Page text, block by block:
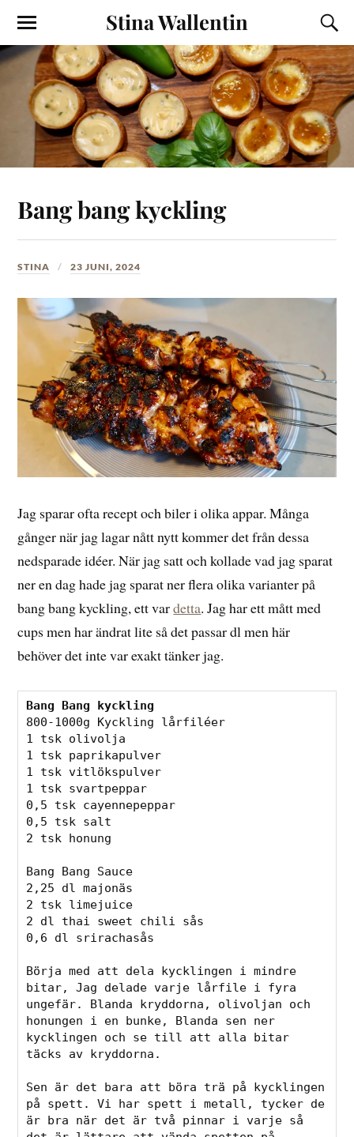
Stina Wallentin
Bang bang kyckling
STINA 23 JUNI, 2024
Jag sparar ofta recept och biler i olika appar. Många
gånger när jag lagar nått nytt kommer det från dessa
nedsparade idéer. När jag satt och kollade vad jag sparat
ner en dag hade jag sparat ner flera olika varianter på
bang bang kyckling, ett vardetta. Jag har ett mått med
cups men har ändrat lite så det passar dl men här
behöver det inte var exakt tänker jag.
Bang Bang kyckling
800-1000g Kyckling lårfiléer
1 tsk olivolja
1 tsk paprikapulver
1 tsk vitlökspulver
1 tsk svartpeppar
0,5 tsk cayennepeppar
0,5 tsk salt
2 tsk honung
Bang Bang Sauce
2,25 dl majonäs
2 tsk limejuice
2 dl thai sweet chili sås
0,6 dl srirachasås
Börja med att dela kycklingen i mindre
bitar, Jag delade varje lårfile i fyra
ungefär. Blanda kryddorna, olivoljan och
honungen i en bunke, Blanda sen ner
kycklingen och se till att alla bitar
täcks av kryddorna.
Sen är det bara att böra trä på kycklingen
på spett. Vi har spett i metall, tycker de
är bra när det är två pinnar i varje så